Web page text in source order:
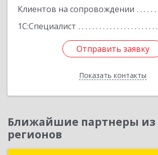
Клиентов на сопровождении
1С:Специалист
Отправить заявку
Показать контакты
Отправить заявку
Назад
Ближайшие партнеры из
регионов